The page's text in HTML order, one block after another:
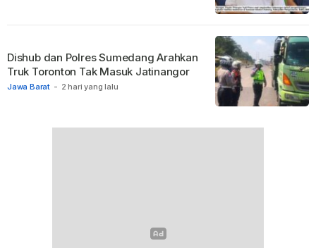
Jawa Barat - 2 hari yang lalu
Dishub dan Polres Sumedang Arahkan
Truk Toronton Tak Masuk Jatinangor